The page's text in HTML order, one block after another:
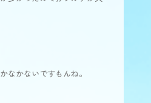
なかないですもんね。